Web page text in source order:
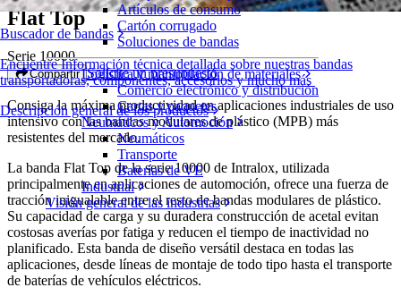
Buscador de bandas
Encuentre Información técnica detallada sobre nuestras bandas
transportadoras, componentes, accesorios y mucho más
Descripción general de los productos
Artículos de consumo
Cartón corrugado
Soluciones de bandas
Logística y manipulación de materiales
Comercio electrónico y distribución
Cartas y paquetes
Neumáticos y Automoción
Neumáticos
Transporte
Baterías de VE
Industrial
Visión general de las industrias
Flat Top
Serie 10000
Compartir Solicite un presupuesto
Consiga la máxima productividad en aplicaciones industriales de uso
intensivo con las bandas modulares de plástico (MPB) más
resistentes del mercado.
La banda Flat Top de la serie 10000 de Intralox, utilizada
principalmente en aplicaciones de automoción, ofrece una fuerza de
tracción inigualable entre el resto de bandas modulares de plástico.
Su capacidad de carga y su duradera construcción de acetal evitan
costosas averías por fatiga y reducen el tiempo de inactividad no
planificado. Esta banda de diseño versátil destaca en todas las
aplicaciones, desde líneas de montaje de todo tipo hasta el transporte
de baterías de vehículos eléctricos.